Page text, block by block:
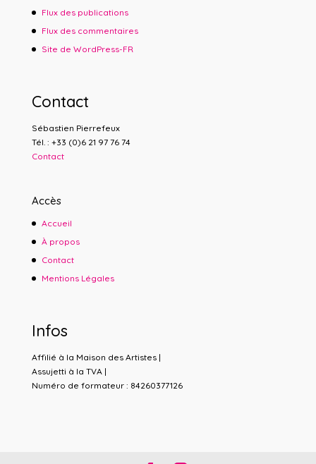
Flux des publications
Flux des commentaires
Site de WordPress-FR
Contact
Sébastien Pierrefeux
Tél. : +33 (0)6 21 97 76 74
Contact
Accès
Accueil
À propos
Contact
Mentions Légales
Infos
Affilié à la Maison des Artistes |
Assujetti à la TVA |
Numéro de formateur : 84260377126